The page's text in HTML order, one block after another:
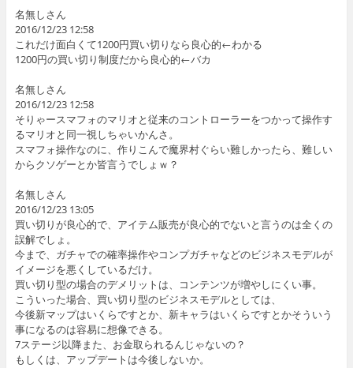
名無しさん
2016/12/23 12:58
これだけ面白くて1200円買い切りなら良心的←わかる
1200円の買い切り制度だから良心的←バカ
名無しさん
2016/12/23 12:58
そりゃースマフォのマリオと従来のコントローラーをつかって操作す
るマリオと同一視しちゃいかんさ。
スマフォ操作なのに、作りこんで魔界村ぐらい難しかったら、難しい
からクソゲーとか皆言うでしょｗ？
名無しさん
2016/12/23 13:05
買い切りが良心的で、アイテム販売が良心的でないと言うのは全くの
誤解でしょ。
今まで、ガチャでの確率操作やコンプガチャなどのビジネスモデルが
イメージを悪くしているだけ。
買い切り型の場合のデメリットは、コンテンツが増やしにくい事。
こういった場合、買い切り型のビジネスモデルとしては、
今後新マップはいくらですとか、新キャラはいくらですとかそういう
事になるのは容易に想像できる。
7ステージ以降また、お金取られるんじゃないの？
もしくは、アップデートは今後しないか。